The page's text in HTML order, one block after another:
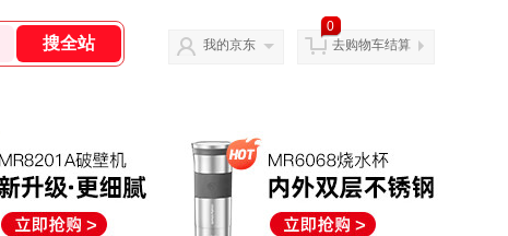
我的京东
0
去购物车结算